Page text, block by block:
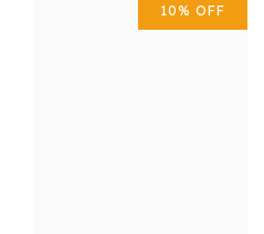
10% OFF